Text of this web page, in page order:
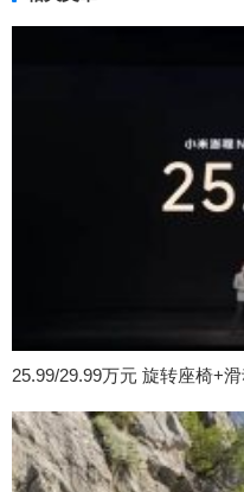
25.99/29.99万元 旋转座椅+